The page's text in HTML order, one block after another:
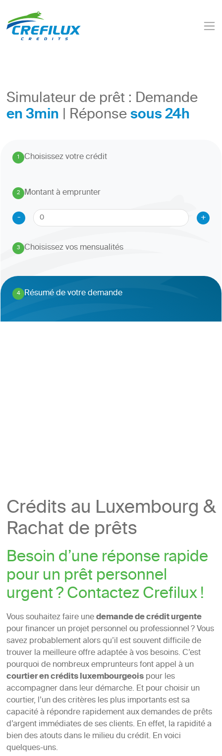
Simulateur de prêt : Demande
en 3min | Réponsesous 24h
1. Choisissez votre crédit
2
.
Montant à emprunter
-
+
3
. Choisissez vos mensualités
4
. Résumé de votre demande
Crédits au Luxembourg &
Rachat de prêts
Besoin d’une réponse rapide
pour un prêt personnel
urgent ? Contactez Crefilux !
Vous souhaitez faire unedemande de crédit urgente
pour financer un projet personnel ou professionnel ? Vous
savez probablement alors qu’il est souvent difficile de
trouver la meilleure offre adaptée à vos besoins. C’est
pourquoi de nombreux emprunteurs font appel à un
courtier en crédits luxembourgeoispour les
accompagner dans leur démarche. Et pour choisir un
courtier, l’un des critères les plus importants est sa
capacité à répondre rapidement aux demandes de prêts
d’argent immédiates de ses clients. En effet, la rapidité a
bien des atouts dans le milieu du crédit. En voici
quelques-uns.